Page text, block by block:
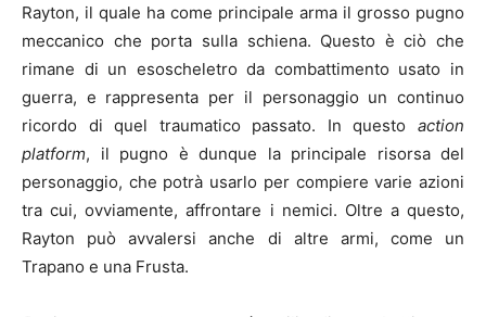
Rayton, il quale ha come principale arma il grosso pugno
meccanico che porta sulla schiena. Questo è ciò che
rimane di un esoscheletro da combattimento usato in
guerra, e rappresenta per il personaggio un continuo
ricordo di quel traumatico passato. In questo action
platform, il pugno è dunque la principale risorsa del
personaggio, che potrà usarlo per compiere varie azioni
tra cui, ovviamente, affrontare i nemici. Oltre a questo,
Rayton può avvalersi anche di altre armi, come un
Trapano e una Frusta.